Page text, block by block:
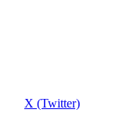
X (Twitter)